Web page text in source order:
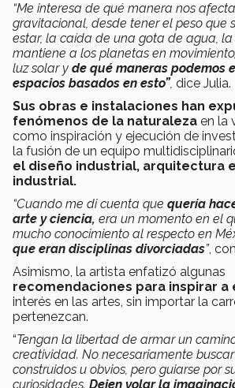
“Me interesa de qué manera nos
gravitacional, desde tener el peso que
estar, la caída de una gota de agua, la
mantiene a los planetas en
luz solar y de qué maneras podemos
espacios basados en esto”, dice Julia.
Sus obras e instalaciones han
fenómenos de la naturaleza en la
como inspiración y ejecución de
la fusión de un equipo
el diseño industrial, arquitectura
industrial.
“Cuando me di cuenta que quería
arte y ciencia, era un momento en el
mucho conocimiento al respecto en
que eran disciplinas divorciadas”,
Asimismo, la artista enfatizó algunas
recomendaciones para inspirar a
interés en las artes, sin importar la
pertenezcan.
“Tengan la libertad de armar un
creatividad. No necesariamente
construidos u obvios, pero guiarse por
curiosidades. Dejen volar la